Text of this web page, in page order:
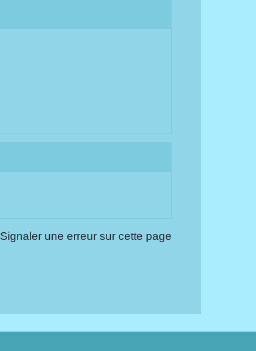
Signaler une erreur sur cette page